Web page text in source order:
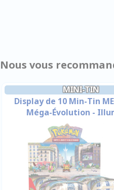
Nous vous
MINI-TIN
Display de 10 Min-Tin
Méga-Évolution -